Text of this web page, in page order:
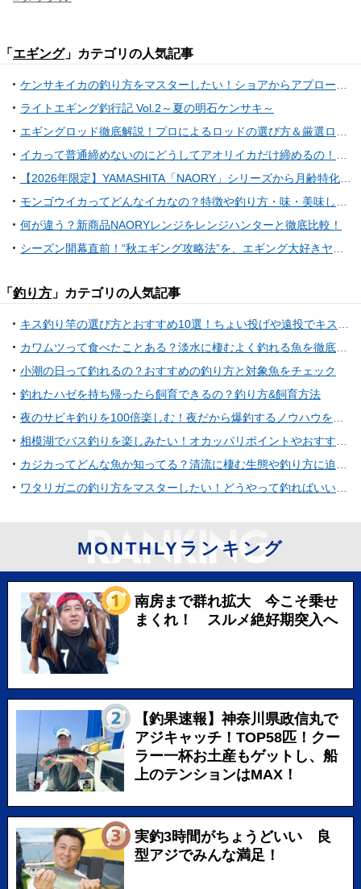
「 エギング」カテゴリの人気記事
ライトエギング釣行記 Vol.2～夏の明石ケンサキ～
何が違う？新商品NAORYレンジをレンジハンターと徹底比較！
「 釣り方 」カテゴリの人気記事
小潮の日って釣れるの？おすすめの釣り方と対象魚をチェック
釣れたハゼを持ち帰ったら飼育できるの？釣り方&飼育方法
MONTHLYランキング
南房まで群れ拡大 今こそ乗せ
まくれ！ スルメ絶好期突入へ
【釣果速報】神奈川県政信丸で
アジキャッチ！TOP58匹！クー
ラー一杯お土産もゲットし、船
上のテンションはMAX！
実釣3時間がちょうどいい 良
型アジでみんな満足！